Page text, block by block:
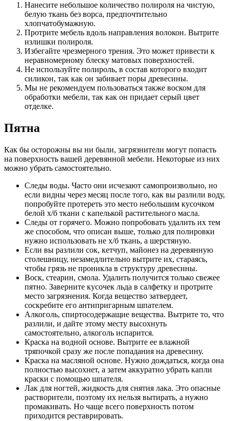
Нанесите небольшое количество полироля на чистую,
белую ткань без ворса, предпочтительно
хлопчатобумажную.
Протрите мебель вдоль направления волокон. Вытрите
излишки полироля.
Избегайте чрезмерного трения. Это может привести к
неравномерному блеску матовых поверхностей.
Не используйте полироль, в состав которого входит
силикон, так как он забивает поры древесины.
Мы не рекомендуем пользоваться также воском для
обработки мебели, так как он придает серый цвет
отделке.
Пятна
Как бы осторожны вы ни были, загрязнители могут попасть
на поверхность вашей деревянной мебели. Некоторые из них
можно убрать самостоятельно.
Следы воды. Часто они исчезают самопроизвольно, но
если видны через месяц после того, как вы разлили воду,
попробуйте протереть это место небольшим кусочком
белой х/б ткани с капелькой растительного масла.
Следы от горячего. Можно попробовать удалить их тем
же способом, что описан выше, только для полировки
нужно использовать не х/б ткань, а шерстяную.
Если вы разлили сок, кетчуп, майонез на деревянную
столешницу, незамедлительно вытрите их, стараясь,
чтобы грязь не проникла в структуру древесины.
Воск, стеарин, смола. Удалить получится только свежее
пятно. Заверните кусочек льда в салфетку и протрите
место загрязнения. Когда вещество затвердеет,
соскребите его антипригарным шпателем.
Алкоголь, спиртосодержащие вещества. Вытрите то, что
разлили, и дайте этому месту высохнуть
самостоятельно, алкоголь испарится.
Краска на водной основе. Вытрите ее влажной
тряпочкой сразу же после попадания на древесину.
Краска на масляной основе. Нужно дождаться, когда она
полностью высохнет, а затем аккуратно убрать капли
краски с помощью шпателя.
Лак для ногтей, жидкость для снятия лака. Это опасные
растворители, поэтому их нельзя вытирать, а нужно
промакивать. Но чаще всего поверхность потом
приходится реставрировать.